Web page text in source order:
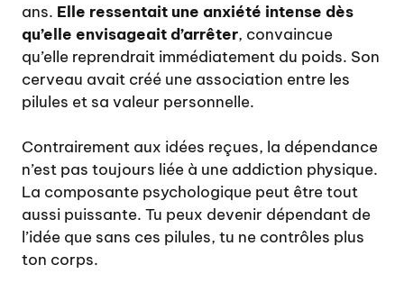
ans. Elle ressentait une anxiété intense dès
qu’elle envisageait d’arrêter, convaincue
qu’elle reprendrait immédiatement du poids. Son
cerveau avait créé une association entre les
pilules et sa valeur personnelle.
Contrairement aux idées reçues, la dépendance
n’est pas toujours liée à une addiction physique.
La composante psychologique peut être tout
aussi puissante. Tu peux devenir dépendant de
l’idée que sans ces pilules, tu ne contrôles plus
ton corps.